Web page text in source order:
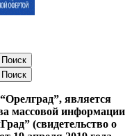
является
массовой информации
(свидетельство о